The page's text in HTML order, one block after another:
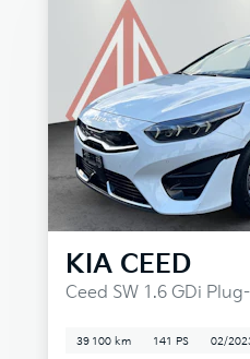
KIA CEED
Ceed SW 1.6 GDi
39 100 km 141 PS 02/